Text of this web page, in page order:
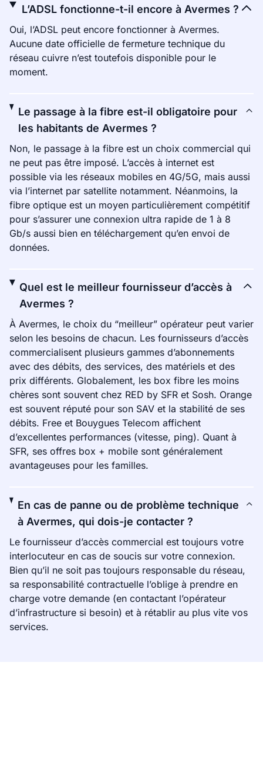
L’ADSL fonctionne-t-il encore à Avermes ?
Oui, l’ADSL peut encore fonctionner à Avermes.
Aucune date officielle de fermeture technique du
réseau cuivre n’est toutefois disponible pour le
moment.
Le passage à la fibre est-il obligatoire pour
les habitants de Avermes ?
Non, le passage à la fibre est un choix commercial qui
ne peut pas être imposé. L’accès à internet est
possible via les réseaux mobiles en 4G/5G, mais aussi
via l’internet par satellite notamment. Néanmoins, la
fibre optique est un moyen particulièrement compétitif
pour s’assurer une connexion ultra rapide de 1 à 8
Gb/s aussi bien en téléchargement qu’en envoi de
données.
Quel est le meilleur fournisseur d’accès à
Avermes ?
À Avermes, le choix du “meilleur” opérateur peut varier
selon les besoins de chacun. Les fournisseurs d’accès
commercialisent plusieurs gammes d’abonnements
avec des débits, des services, des matériels et des
prix différents. Globalement, les box fibre les moins
chères sont souvent chez RED by SFR et Sosh. Orange
est souvent réputé pour son SAV et la stabilité de ses
débits. Free et Bouygues Telecom affichent
d’excellentes performances (vitesse, ping). Quant à
SFR, ses offres box + mobile sont généralement
avantageuses pour les familles.
En cas de panne ou de problème technique
à Avermes, qui dois-je contacter ?
Le fournisseur d’accès commercial est toujours votre
interlocuteur en cas de soucis sur votre connexion.
Bien qu’il ne soit pas toujours responsable du réseau,
sa responsabilité contractuelle l’oblige à prendre en
charge votre demande (en contactant l’opérateur
d’infrastructure si besoin) et à rétablir au plus vite vos
services.